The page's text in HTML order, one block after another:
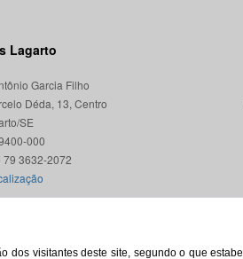
dos visitantes deste site, segundo o que
Lagarto
Garcia Filho
Déda, 13, Centro
SE
000